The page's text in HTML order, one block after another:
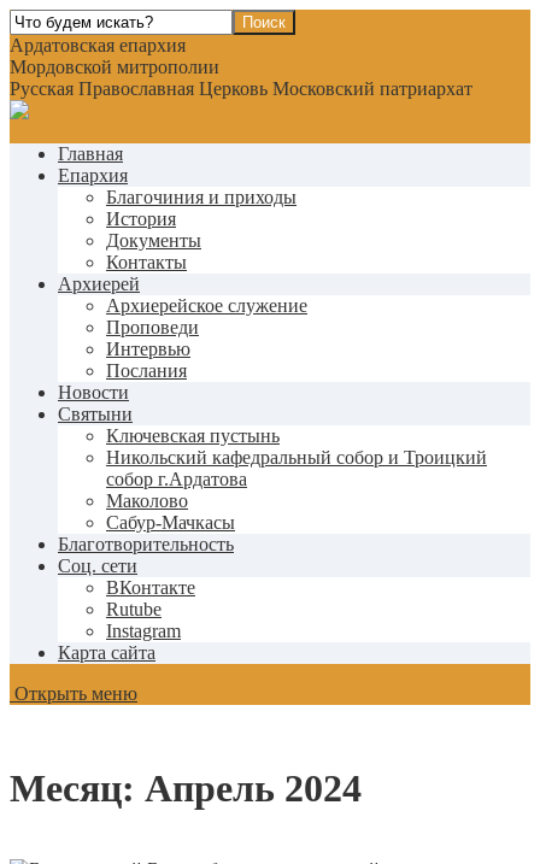
Ардатовская епархия
Мордовской митрополии
Русская Православная Церковь Московский патриархат
Главная
Епархия
Благочиния и приходы
История
Документы
Контакты
Архиерей
Архиерейское служение
Проповеди
Интервью
Послания
Новости
Святыни
Ключевская пустынь
Никольский кафедральный собор и Троицкий
собор г.Ардатова
Маколово
Сабур-Мачкасы
Благотворительность
Соц. сети
ВКонтакте
Rutube
Instagram
Карта сайта
Открыть меню
Месяц: Апрель 2024